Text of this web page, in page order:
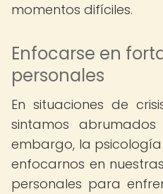
momentos difíciles.
Enfocarse en
personales
En situaciones de
sintamos
embargo, la
enfocarnos en
personales para